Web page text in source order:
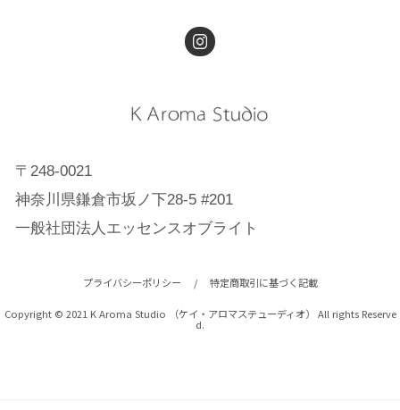
〒248-0021
神奈川県鎌倉市坂ノ下28-5 #201
一般社団法人エッセンスオブライト
プライバシーポリシー / 特定商取引に基づく記載
Copyright © 2021 K Aroma Studio （ケイ・アロマステューディオ） All rights Reserve
d.